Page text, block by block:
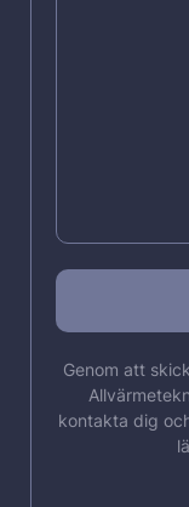
Genom att
kontakta dig